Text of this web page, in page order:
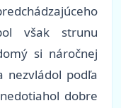
však strunu
si náročnej
nezvládol podľa
dobre